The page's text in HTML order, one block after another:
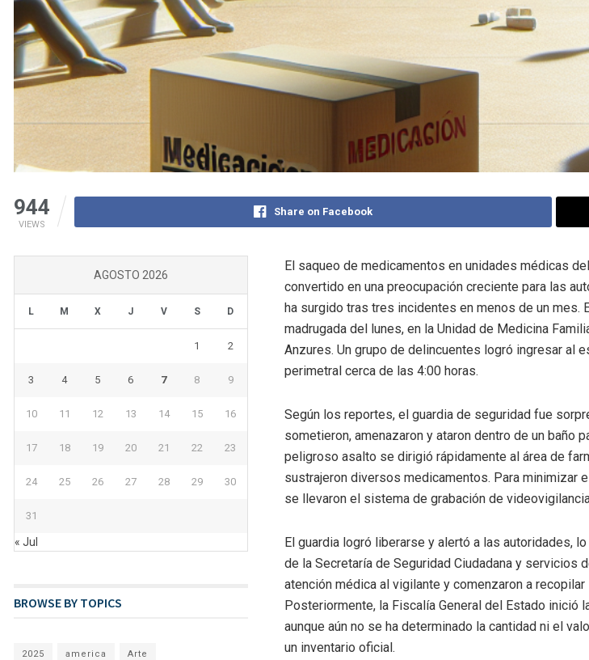
944
VIEWS
Share on Facebook
El saqueo de medicamentos en unidades médicas
convertido en una preocupación creciente para las
ha surgido tras tres incidentes en menos de un mes.
madrugada del lunes, en la Unidad de Medicina
Anzures. Un grupo de delincuentes logró ingresar al
perimetral cerca de las 4:00 horas.
Según los reportes, el guardia de seguridad fue
sometieron, amenazaron y ataron dentro de un baño
peligroso asalto se dirigió rápidamente al área de
sustrajeron diversos medicamentos. Para minimizar
se llevaron el sistema de grabación de
El guardia logró liberarse y alertó a las autoridades,
de la Secretaría de Seguridad Ciudadana y servicios
atención médica al vigilante y comenzaron a
Posteriormente, la Fiscalía General del Estado inició
aunque aún no se ha determinado la cantidad ni el
un inventario oficial.
AGOSTO 2026
L M X J V S D
1 2
3 4 5 6 7 8 9
10 11 12 13 14 15 16
17 18 19 20 21 22 23
24 25 26 27 28 29 30
31
« Jul
BROWSE BY TOPICS
2025 america Arte